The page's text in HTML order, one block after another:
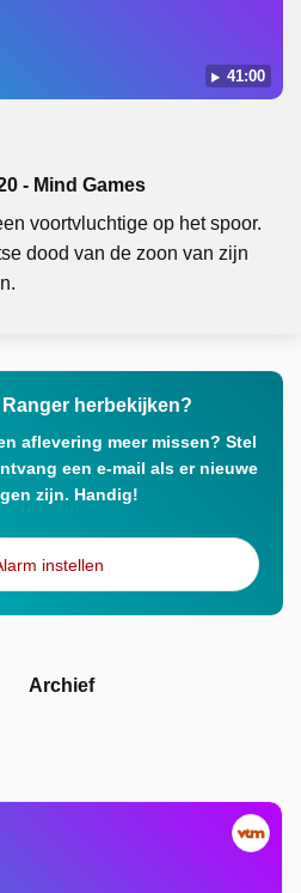
41:00
- Mind Games
voortvluchtige op het spoor.
dood van de zoon van zijn
Ranger herbekijken?
aflevering meer missen? Stel
een e-mail als er nieuwe
zijn. Handig!
instellen
Archief